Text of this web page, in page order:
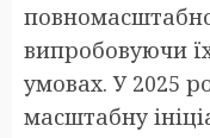
випробовуючи
умовах. У 2025
масштабну